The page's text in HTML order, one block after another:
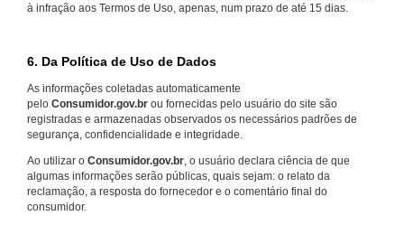
à infração aos Termos de Uso, apenas, num prazo de até 15 dias.
6. Da Política de Uso de Dados
As informações coletadas automaticamente
pelo Consumidor.gov.br ou fornecidas pelo usuário do site são
registradas e armazenadas observados os necessários padrões de
segurança, confidencialidade e integridade.
Ao utilizar o Consumidor.gov.br , o usuário declara ciência de que
algumas informações serão públicas, quais sejam: o relato da
reclamação, a resposta do fornecedor e o comentário final do
consumidor.